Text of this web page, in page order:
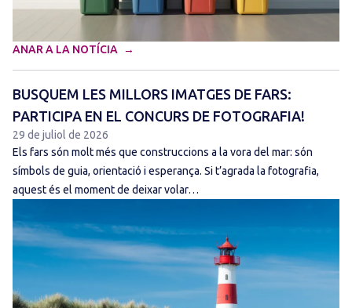
ANAR A LA NOTÍCIA
BUSQUEM LES MILLORS IMATGES DE FARS:
PARTICIPA EN EL CONCURS DE FOTOGRAFIA!
29 de juliol de 2026
Els fars són molt més que construccions a la vora del mar: són
símbols de guia, orientació i esperança. Si t’agrada la fotografia,
aquest és el moment de deixar volar…